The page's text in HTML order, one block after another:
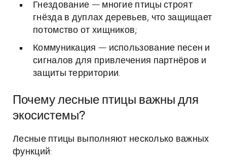
Гнездование — многие птицы строят
гнёзда в дуплах деревьев, что защищает
потомство от хищников;
Коммуникация — использование песен и
сигналов для привлечения партнёров и
защиты территории.
Почему лесные птицы важны для
экосистемы?
Лесные птицы выполняют несколько важных
функций: